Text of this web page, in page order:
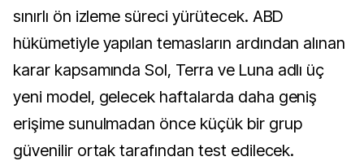
sınırlı ön izleme süreci yürütecek. ABD
hükümetiyle yapılan temasların ardından alınan
karar kapsamında Sol, Terra ve Luna adlı üç
yeni model, gelecek haftalarda daha geniş
erişime sunulmadan önce küçük bir grup
güvenilir ortak tarafından test edilecek.